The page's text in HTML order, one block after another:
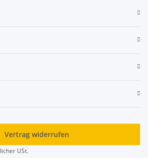
Vertrag widerrufen
USt.